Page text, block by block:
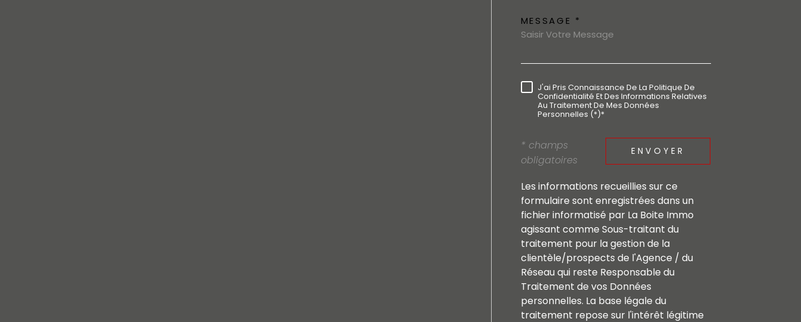
MESSAGE *
J'ai Pris Connaissance De La Politique De
Confidentialité Et Des Informations Relatives
Au Traitement De Mes Données
Personnelles (*)*
* champs
obligatoires
ENVOYER
Les informations recueillies sur ce
formulaire sont enregistrées dans un
fichier informatisé par La Boite Immo
agissant comme Sous-traitant du
traitement pour la gestion de la
clientèle/prospects de l'Agence / du
Réseau qui reste Responsable du
Traitement de vos Données
personnelles. La base légale du
traitement repose sur l'intérêt légitime